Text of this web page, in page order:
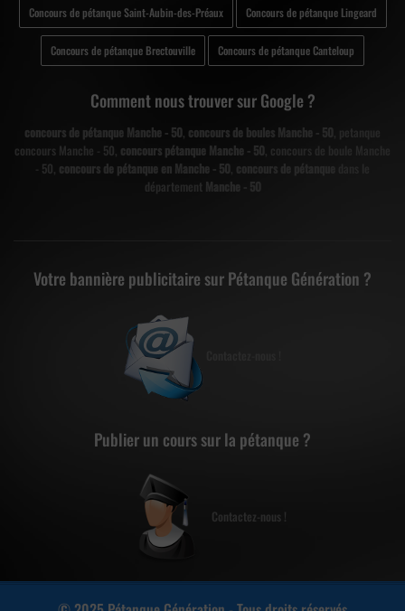
Concours de pétanque Saint-Aubin-des-Préaux Concours de pétanque Lingeard
Concours de pétanque Brectouville Concours de pétanque Canteloup
Comment nous trouver sur Google ?
concours de pétanque Manche - 50, concours de boules Manche - 50, petanque
concours Manche - 50, concours pétanque Manche - 50, concours de boule Manche
- 50, concours de pétanque en Manche - 50, concours de pétanque
département Manche - 50
Votre bannière publicitaire sur Pétanque Génération ?
Publier un cours sur la pétanque ?
Contactez-nous !